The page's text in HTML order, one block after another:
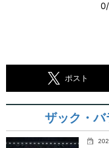
ポスト
ザック・バ